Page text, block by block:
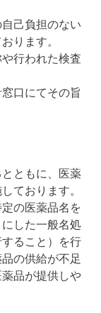
己負担のない
ります。
行われた検査
口にてその旨
ともに、医薬
ております。
の医薬品名を
した一般名処
ること）を行
の供給が不足
品が提供しや